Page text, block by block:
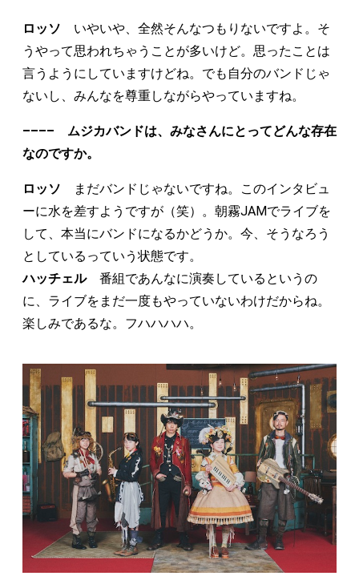
ロッソ いやいや、全然そんなつもりないですよ。そ
うやって思われちゃうことが多いけど。思ったことは
言うようにしていますけどね。でも自分のバンドじゃ
ないし、みんなを尊重しながらやっていますね。
–––– ムジカバンドは、みなさんにとってどんな存在
なのですか。
ロッソ まだバンドじゃないですね。このインタビュ
ーに水を差すようですが（笑）。朝霧JAMでライブを
して、本当にバンドになるかどうか。今、そうなろう
としているっていう状態です。
ハッチェル番組であんなに演奏しているというの
に、ライブをまだ一度もやっていないわけだからね。
楽しみであるな。フハハハハ。